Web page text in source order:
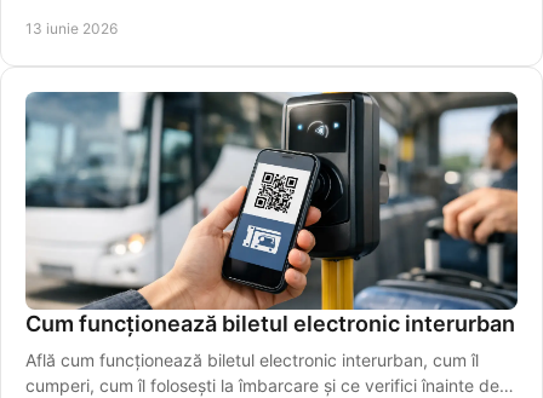
13 iunie 2026
Cum funcționează biletul electronic interurban
Află cum funcționează biletul electronic interurban, cum îl
cumperi, cum îl folosești la îmbarcare și ce verifici înainte de